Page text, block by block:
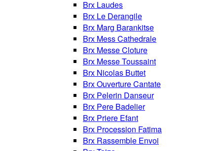
Brx Laudes
Brx Le Derangile
Brx Marg Barankitse
Brx Mess Cathedrale
Brx Messe Cloture
Brx Messe Toussaint
Brx Nicolas Buttet
Brx Ouverture Cantate
Brx Pelerin Danseur
Brx Pere Badelier
Brx Priere Efant
Brx Procession Fatima
Brx Rassemble Envoi